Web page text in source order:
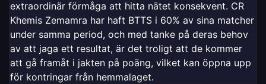
extraordinär förmåga att hitta nätet konsekvent. CR
Khemis Zemamra har haft BTTS i 60% av sina matcher
under samma period, och med tanke på deras behov
av att jaga ett resultat, är det troligt att de kommer
att gå framåt i jakten på poäng, vilket kan öppna upp
för kontringar från hemmalaget.